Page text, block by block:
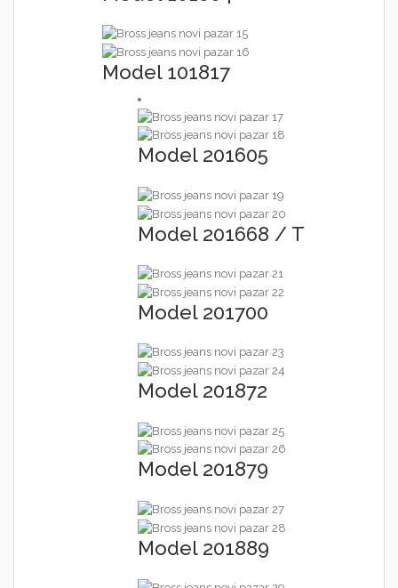
Model 101817
Model 201605
Model 201668 / T
Model 201700
Model 201872
Model 201879
Model 201889